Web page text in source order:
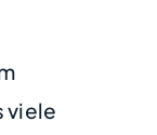
viele